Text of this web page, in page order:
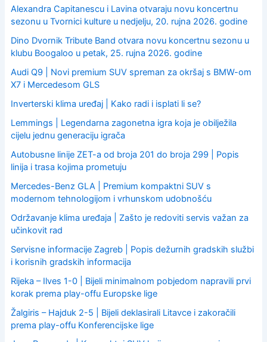
o
r
Alexandra Capitanescu i Lavina otvaraju novu koncertnu
sezonu u Tvornici kulture u nedjelju, 20. rujna 2026. godine
Dino Dvornik Tribute Band otvara novu koncertnu sezonu u
klubu Boogaloo u petak, 25. rujna 2026. godine
Audi Q9 | Novi premium SUV spreman za okršaj s BMW-om
X7 i Mercedesom GLS
Inverterski klima uređaj | Kako radi i isplati li se?
Lemmings | Legendarna zagonetna igra koja je obilježila
cijelu jednu generaciju igrača
Autobusne linije ZET-a od broja 201 do broja 299 | Popis
linija i trasa kojima prometuju
Mercedes-Benz GLA | Premium kompaktni SUV s
modernom tehnologijom i vrhunskom udobnošću
Održavanje klima uređaja | Zašto je redoviti servis važan za
učinkovit rad
Servisne informacije Zagreb | Popis dežurnih gradskih službi
i korisnih gradskih informacija
Rijeka – Ilves 1-0 | Bijeli minimalnom pobjedom napravili prvi
korak prema play-offu Europske lige
Žalgiris – Hajduk 2-5 | Bijeli deklasirali Litavce i zakoračili
prema play-offu Konferencijske lige